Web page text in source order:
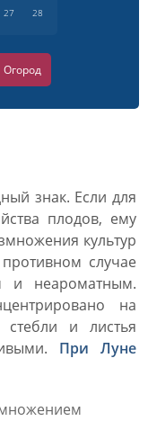
27 28
Огород
знак. Если для
плодов, ему
культур
случае
и неароматным.
на
и листья
При Луне